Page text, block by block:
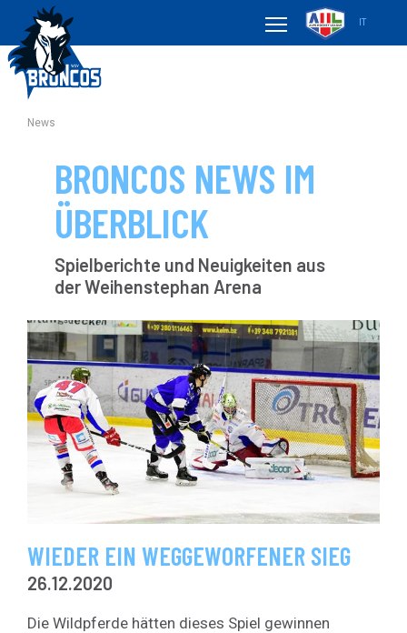
IT
News
BRONCOS NEWS IM
ÜBERBLICK
Spielberichte und Neuigkeiten aus
der Weihenstephan Arena
WIEDER EIN WEGGEWORFENER SIEG
26.12.2020
Die Wildpferde hätten dieses Spiel gewinnen